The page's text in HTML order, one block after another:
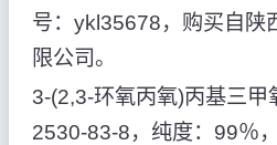
号：ykl35678，购买自陕
限公司。
3-(2,3-环氧丙氧)丙基三甲
2530-83-8，纯度：99％